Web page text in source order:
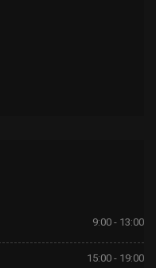
9:00 - 13:00
15:00 - 19:00